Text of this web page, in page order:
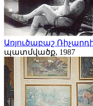
Առյուծաբաշ
պատմվածք, 1987